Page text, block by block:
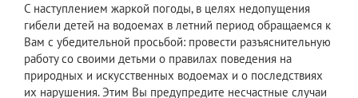
С наступлением жаркой погоды, в целях недопущения
гибели детей на водоемах в летний период обращаемся к
Вам с убедительной просьбой: провести разъяснительную
работу со своими детьми о правилах поведения на
природных и искусственных водоемах и о последствиях
их нарушения. Этим Вы предупредите несчастные случаи